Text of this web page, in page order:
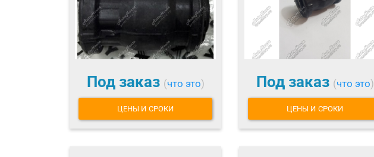
Под заказ (что это)
ЦЕНЫ И СРОКИ
Под заказ (что это)
ЦЕНЫ И СРОКИ